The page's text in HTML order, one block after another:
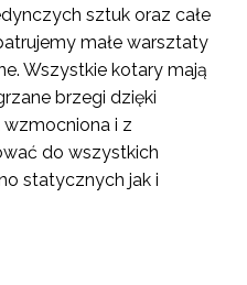
sztuk oraz całe
małe warsztaty
Wszystkie kotary mają
brzegi dzięki
i z
do wszystkich
statycznych jak i